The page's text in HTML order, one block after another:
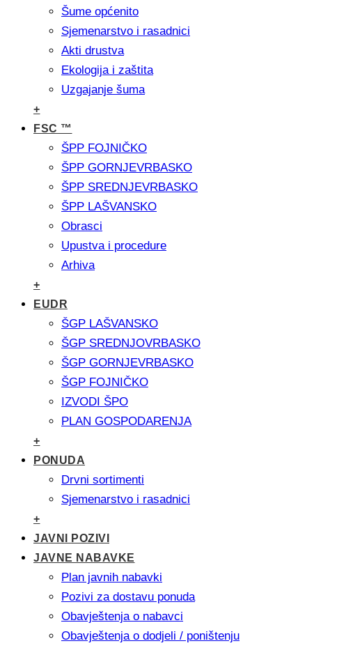
Šume općenito
Sjemenarstvo i rasadnici
Akti drustva
Ekologija i zaštita
Uzgajanje šuma
+
FSC ™
ŠPP FOJNIČKO
ŠPP GORNJEVRBASKO
ŠPP SREDNJEVRBASKO
ŠPP LAŠVANSKO
Obrasci
Upustva i procedure
Arhiva
+
EUDR
ŠGP LAŠVANSKO
ŠGP SREDNJOVRBASKO
ŠGP GORNJEVRBASKO
ŠGP FOJNIČKO
IZVODI ŠPO
PLAN GOSPODARENJA
+
PONUDA
Drvni sortimenti
Sjemenarstvo i rasadnici
+
JAVNI POZIVI
JAVNE NABAVKE
Plan javnih nabavki
Pozivi za dostavu ponuda
Obavještenja o nabavci
Obavještenja o dodjeli / poništenju